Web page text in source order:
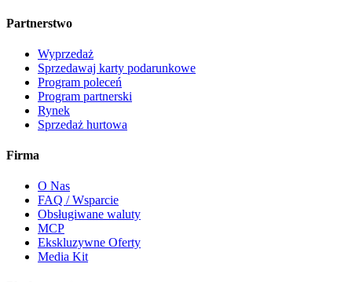
Partnerstwo
Wyprzedaż
Sprzedawaj karty podarunkowe
Program poleceń
Program partnerski
Rynek
Sprzedaż hurtowa
Firma
O Nas
FAQ / Wsparcie
Obsługiwane waluty
MCP
Ekskluzywne Oferty
Media Kit